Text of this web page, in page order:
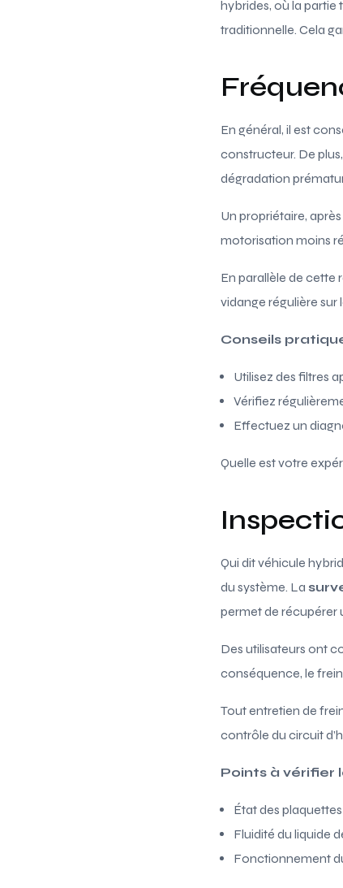
hybrides, où la
traditionnelle. Cela
En général, il est
constructeur. De
dégradation
Un propriétaire,
motorisation moins
En parallèle de cette
vidange régulière
Conseils
Utilisez des filtres
Vérifiez
Effectuez un
Quelle est votre
Qui dit véhicule
du système. La
permet de récupérer
Des utilisateurs ont
conséquence, le
Tout entretien de
contrôle du circuit
Points à vérifier
État des
Fluidité du liquide
Fonctionnement